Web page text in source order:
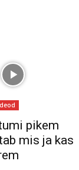
pikem
mis ja kas